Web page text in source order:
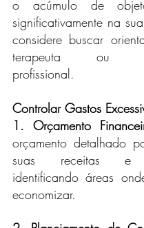
o acúmulo de
significativamente na
considere buscar
terapeuta ou
profissional.
Controlar Gastos
1. Orçamento
orçamento detalhado
suas receitas e
identificando áreas
economizar.